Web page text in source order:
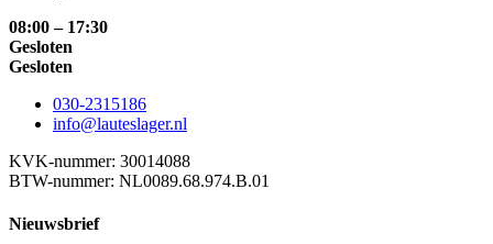
08:00 – 17:30
Gesloten
Gesloten
030-2315186
info@lauteslager.nl
KVK-nummer: 30014088
BTW-nummer: NL0089.68.974.B.01
Nieuwsbrief